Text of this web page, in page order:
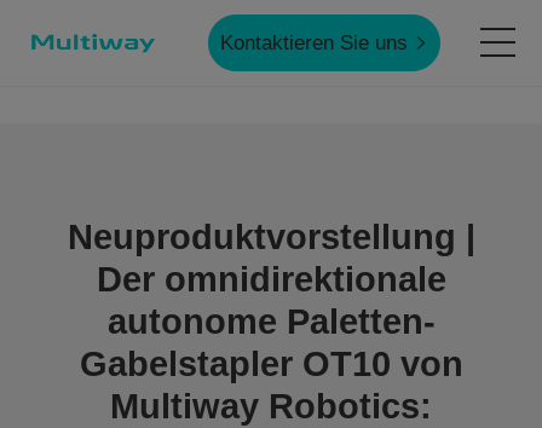
Kontaktieren Sie uns
Anwendungen
Fallstudien
Neuproduktvorstellung |
Der omnidirektionale
autonome Paletten-
Gabelstapler OT10 von
Multiway Robotics: